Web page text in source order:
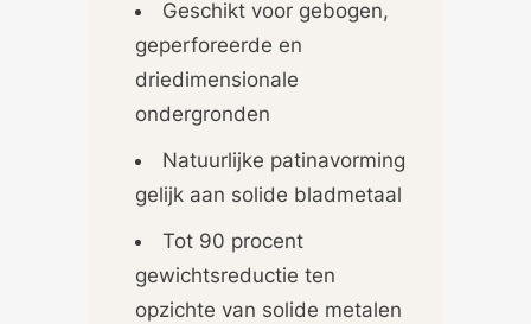
Geschikt voor gebogen,
geperforeerde en
driedimensionale
ondergronden
Natuurlijke patinavorming
gelijk aan solide bladmetaal
Tot 90 procent
gewichtsreductie ten
opzichte van solide metalen